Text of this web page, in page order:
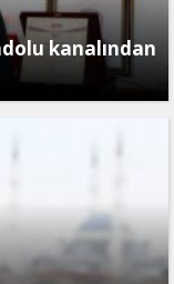
kanalından